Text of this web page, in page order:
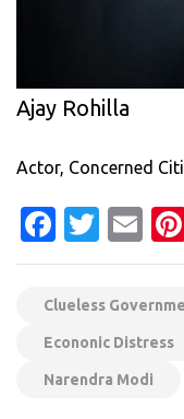
Ajay Rohilla
Actor, Concerned
Clueless
Econonic Distress
Narendra Modi